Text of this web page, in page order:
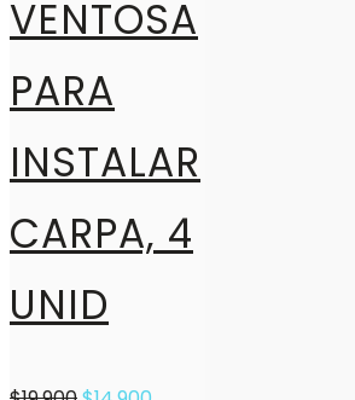
VENTOSA
PARA
INSTALAR
CARPA, 4
UNID